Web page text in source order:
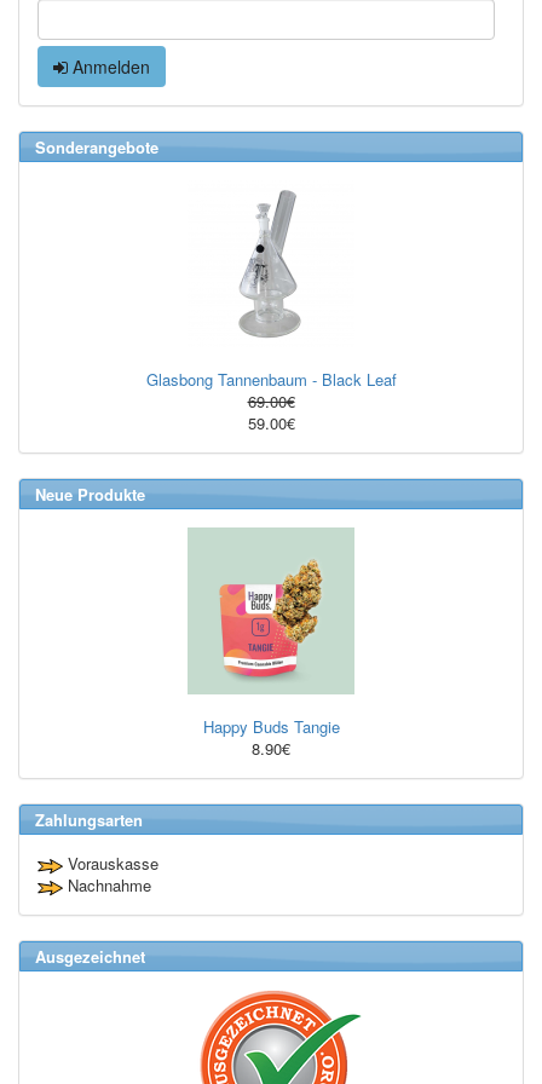
Anmelden
Sonderangebote
Glasbong Tannenbaum - Black Leaf
69.00€
59.00€
Neue Produkte
Happy Buds Tangie
8.90€
Zahlungsarten
Vorauskasse
Nachnahme
Ausgezeichnet